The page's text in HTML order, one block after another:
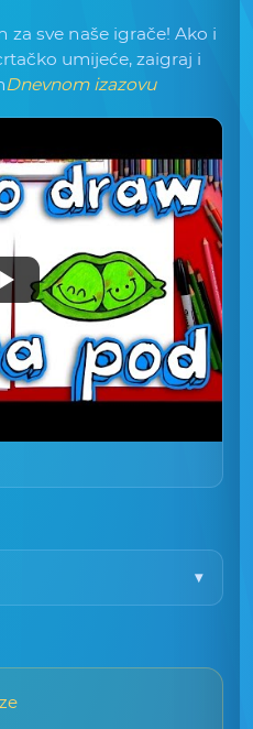
za sve naše igrače! Ako i
umijeće, zaigraj i
Dnevnom izazovu